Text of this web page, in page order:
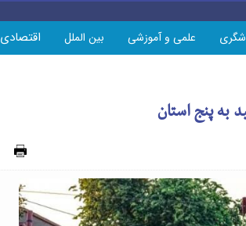
علمی و آموزشی بین الملل اقتصادی
به پنج استان